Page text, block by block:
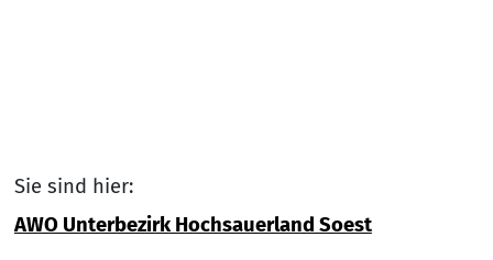
Sie sind hier:
AWO Unterbezirk Hochsauerland Soest